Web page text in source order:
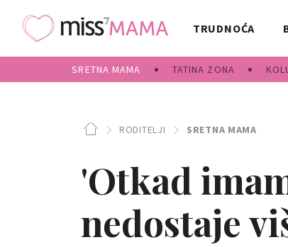
TRUDNOĆA
SRETNA MAMA TATINA ZONA
RODITELJI SRETNA MAMA
'Otkad
nedostaje